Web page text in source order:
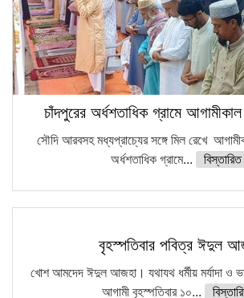
চাঁদপুরের অর্ধশতাধিক গ্রামে
সৌদি আরবসহ মধ্যপ্রাচ্যের সঙ্গে মিল রেখে
অর্ধশতাধিক গ্রামে...
বিস্তারিত
বৃহস্পতিবার পবিত্র ঈদুল
খোশ আমদেদ ঈদুল আজহা। যথাযথ ধর্মীয় মর্যাদা ও
আগামী বৃহস্পতিবার ১০...